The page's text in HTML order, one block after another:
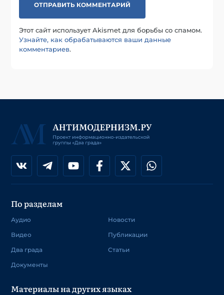
Этот сайт использует Akismet для борьбы со спамом.
Узнайте, как обрабатываются ваши данные
комментариев.
По разделам
Аудио
Видео
Два града
Документы
Новости
Публикации
Статьи
Материалы на других языках